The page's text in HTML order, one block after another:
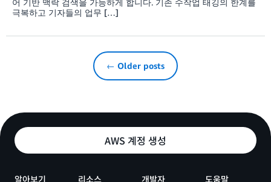
어 기반 맥락 검색을 가능하게 합니다. 기존 수작업 태깅의 한계를
극복하고 기자들의 업무 […]
← Older posts
AWS 계정 생성
알아보기 리소스 개발자 도움말